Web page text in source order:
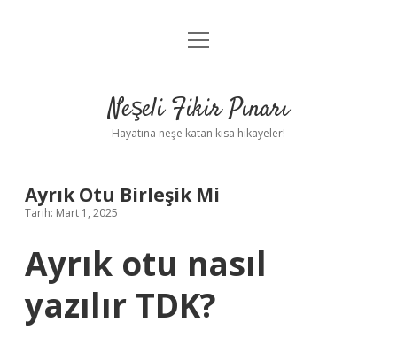
Anasayfa
Yasal Uyarı
menüyü
Neşeli Fikir Pınarı
Hayatına neşe katan kısa hikayeler!
Ayrık Otu Birleşik Mi
Tarih: Mart 1, 2025
Ayrık otu nasıl
yazılır TDK?